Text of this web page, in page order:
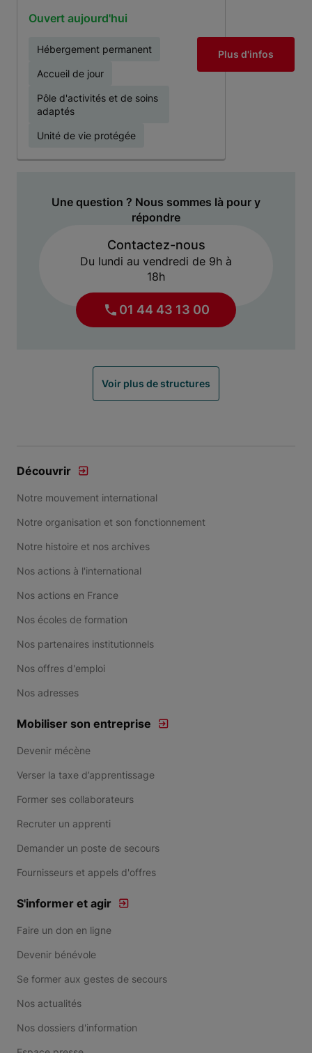
Ouvert aujourd'hui
Hébergement permanent
Accueil de jour
Pôle d'activités et de soins
adaptés
Unité de vie protégée
Plus d'infos
Une question ? Nous sommes là pour y
répondre
Contactez-nous
Du lundi au vendredi de 9h à
18h
01 44 43 13 00
Voir plus de structures
Découvrir
Notre mouvement international
Notre organisation et son fonctionnement
Notre histoire et nos archives
Nos actions à l'international
Nos actions en France
Nos écoles de formation
Nos partenaires institutionnels
Nos offres d'emploi
Nos adresses
Mobiliser son entreprise
Devenir mécène
Verser la taxe d’apprentissage
Former ses collaborateurs
Recruter un apprenti
Demander un poste de secours
Fournisseurs et appels d'offres
S'informer et agir
Faire un don en ligne
Devenir bénévole
Se former aux gestes de secours
Nos actualités
Nos dossiers d'information